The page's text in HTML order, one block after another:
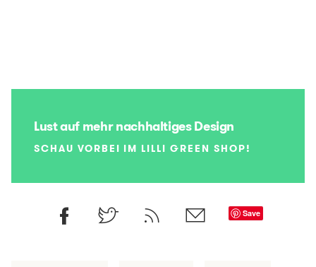
Lust auf mehr nachhaltiges Design
SCHAU VORBEI IM LILLI GREEN SHOP!
Save